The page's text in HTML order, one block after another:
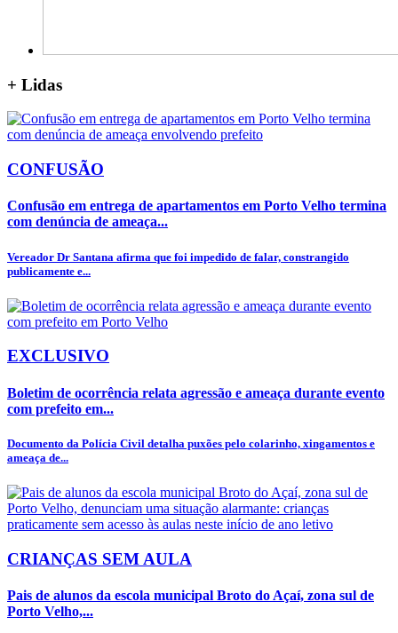
+ Lidas
CONFUSÃO
Confusão em entrega de apartamentos em Porto Velho termina
com denúncia de ameaça...
Vereador Dr Santana afirma que foi impedido de falar, constrangido
publicamente e...
EXCLUSIVO
Boletim de ocorrência relata agressão e ameaça durante evento
com prefeito em...
Documento da Polícia Civil detalha puxões pelo colarinho, xingamentos e
ameaça de...
CRIANÇAS SEM AULA
Pais de alunos da escola municipal Broto do Açaí, zona sul de
Porto Velho,...